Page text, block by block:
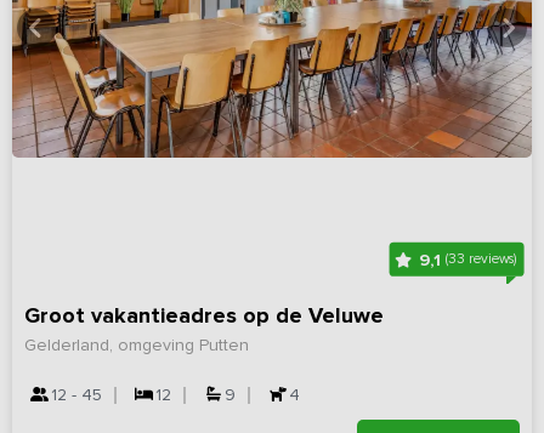
9,1(33 reviews)
Groot vakantieadres op de Veluwe
Gelderland, omgeving Putten
12 - 45 12 9 4